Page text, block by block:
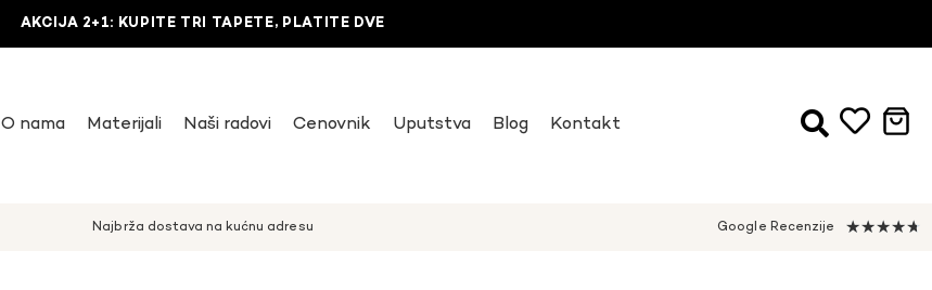
AKCIJA 2+1: KUPITE TRI TAPETE, PLATITE DVE
O nama Materijali Naši radovi Cenovnik Uputstva Blog Kontakt
Najbrža dostava na kućnu adresu Google Recenzije ★★★★★